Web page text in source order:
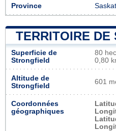
Province
TERRITOIRE DE
Superficie de
Strongfield
80
0,80
Altitude de
Strongfield
601
Coordonnées
géographiques